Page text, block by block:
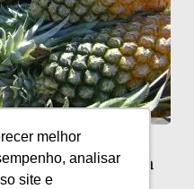
melhor
analisar
site e
ganha
da Embrapa